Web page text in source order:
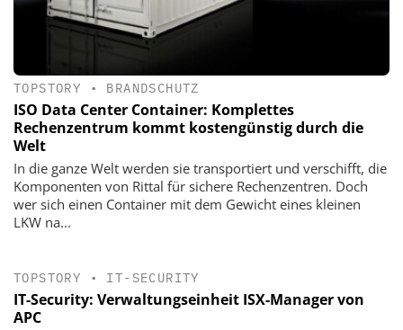
TOPSTORY • BRANDSCHUTZ
ISO Data Center Container: Komplettes
Rechenzentrum kommt kostengünstig durch die
Welt
In die ganze Welt werden sie transportiert und verschifft, die
­Komponenten von Rittal für sichere Rechenzentren. Doch
wer sich einen Container mit dem Gewicht eines kleinen
LKW na...
TOPSTORY • IT-SECURITY
IT-Security: Verwaltungseinheit ISX-Manager von
APC